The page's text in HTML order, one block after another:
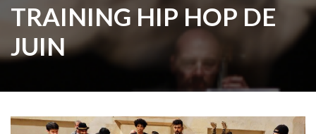
TRAINING HIP HOP DE
JUIN